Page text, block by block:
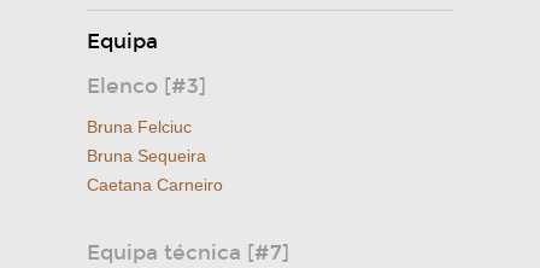
Equipa
Elenco [#3]
Bruna Felciuc
Bruna Sequeira
Caetana Carneiro
Equipa técnica [#7]